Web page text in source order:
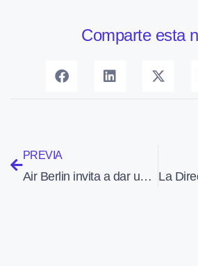
Comparte esta
PREVIA
Air Berlin invita a dar un euro a una ONG que ayuda a niños, al comprar un billete desfavorecidos